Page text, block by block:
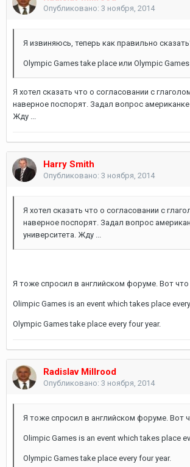
Опубликовано: 3 ноября, 2014
Я извиняюсь, теперь как правильно
Olympic Games take place или Olympic
Я хотел сказать что о согласовании с
наверное поспорят. Задал вопрос американке
Жду ...
Harry Smith
Опубликовано: 3 ноября, 2014
Я хотел сказать что о согласовании с
наверное поспорят. Задал вопрос
университета. Жду ...
Я тоже спросил в английском форуме. Вот что
Olimpic Games is an event which takes place
Olympic Games take place every four year.
Radislav Millrood
Опубликовано: 3 ноября, 2014
Я тоже спросил в английском форуме. Вот
Olimpic Games is an event which takes place
Olympic Games take place every four year.